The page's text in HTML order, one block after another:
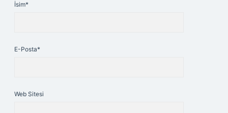
İsim*
E-Posta*
Web Sitesi